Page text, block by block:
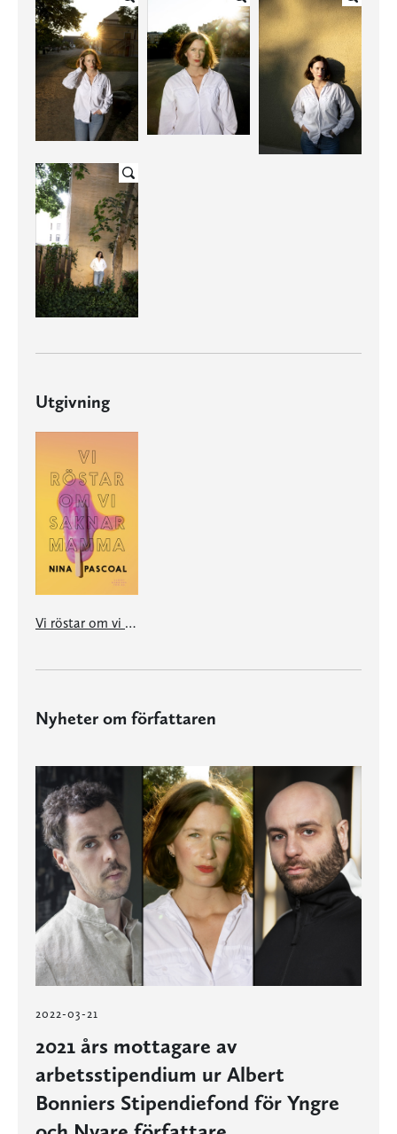
Utgivning
Vi röstar om vi saknar mamma
Nyheter om författaren
2022-03-21
2021 års mottagare av
arbetsstipendium ur Albert
Bonniers Stipendiefond för Yngre